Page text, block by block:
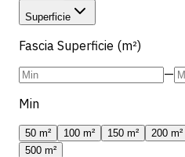
Superficie
Fascia Superficie (m²)
—
Min
50 m² 100 m² 150 m² 200 m²
500 m²